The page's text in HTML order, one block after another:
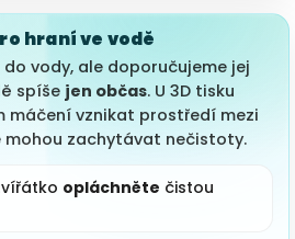
hraní ve vodě
vody, ale doporučujeme jej
spíše jen občas. U 3D tisku
máčení vznikat prostředí mezi
mohou zachytávat nečistoty.
opláchněte čistou